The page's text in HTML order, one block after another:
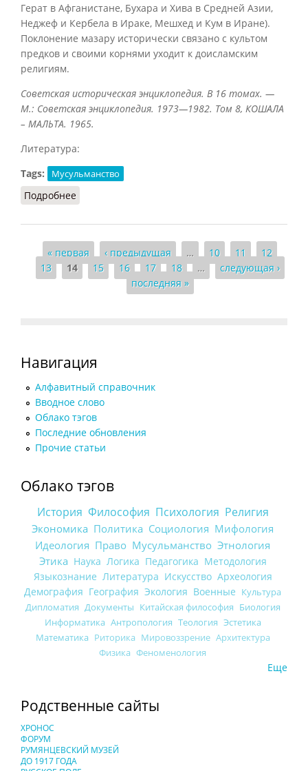
Герат в Афганистане, Бухара и Хива в Средней Азии,
Неджеф и Кербела в Ираке, Мешхед и Кум в Иране).
Поклонение мазару исторически связано с культом
предков и своими корнями уходит к доисламским
религиям.
Советская историческая энциклопедия. В 16 томах. —
М.: Советская энциклопедия. 1973—1982. Том 8, КОШАЛА
– МАЛЬТА. 1965.
Литература:
Tags:
Мусульманство
Подробнее
Страницы
« первая ‹ предыдущая … 10 11
12
13
14 15 16 17 18 …
следующая ›
последняя »
Навигация
Алфавитный справочник
Вводное слово
Облако тэгов
Последние обновления
Прочие статьи
Облако тэгов
История Философия Психология Религия
Экономика Политика Социология Мифология
Идеология Право Мусульманство Этнология
Этика Наука Логика Педагогика Методология
Языкознание Литература Искусство Археология
Демография География Экология Военные Культура
Дипломатия Документы Китайская философия Биология
Информатика Антропология Теология Эстетика
Математика Риторика Мировоззрение Архитектура
Физика Феноменология
Еще
Родственные сайты
ХРОНОС
ФОРУМ
РУМЯНЦЕВСКИЙ МУЗЕЙ
ДО 1917 ГОДА